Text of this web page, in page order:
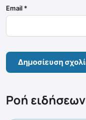
Email *
Ροή ειδήσεων